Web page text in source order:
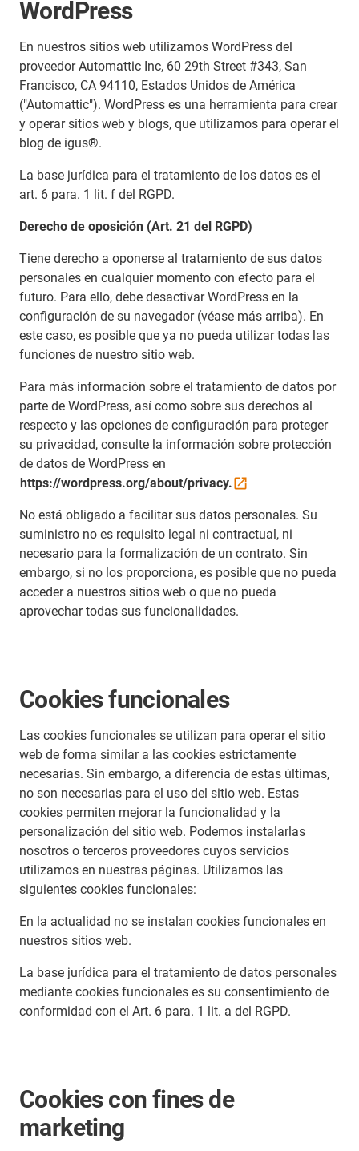
WordPress
En nuestros sitios web utilizamos WordPress del
proveedor Automattic Inc, 60 29th Street #343, San
Francisco, CA 94110, Estados Unidos de América
("Automattic"). WordPress es una herramienta para crear
y operar sitios web y blogs, que utilizamos para operar el
blog de igus®.
La base jurídica para el tratamiento de los datos es el
art. 6 para. 1 lit. f del RGPD.
Derecho de oposición (Art. 21 del RGPD)
Tiene derecho a oponerse al tratamiento de sus datos
personales en cualquier momento con efecto para el
futuro. Para ello, debe desactivar WordPress en la
configuración de su navegador (véase más arriba). En
este caso, es posible que ya no pueda utilizar todas las
funciones de nuestro sitio web.
Para más información sobre el tratamiento de datos por
parte de WordPress, así como sobre sus derechos al
respecto y las opciones de configuración para proteger
su privacidad, consulte la información sobre protección
de datos de WordPress en
https://wordpress.org/about/privacy.
No está obligado a facilitar sus datos personales. Su
suministro no es requisito legal ni contractual, ni
necesario para la formalización de un contrato. Sin
embargo, si no los proporciona, es posible que no pueda
acceder a nuestros sitios web o que no pueda
aprovechar todas sus funcionalidades.
Cookies funcionales
Las cookies funcionales se utilizan para operar el sitio
web de forma similar a las cookies estrictamente
necesarias. Sin embargo, a diferencia de estas últimas,
no son necesarias para el uso del sitio web. Estas
cookies permiten mejorar la funcionalidad y la
personalización del sitio web. Podemos instalarlas
nosotros o terceros proveedores cuyos servicios
utilizamos en nuestras páginas. Utilizamos las
siguientes cookies funcionales:
En la actualidad no se instalan cookies funcionales en
nuestros sitios web.
La base jurídica para el tratamiento de datos personales
mediante cookies funcionales es su consentimiento de
conformidad con el Art. 6 para. 1 lit. a del RGPD.
Cookies con fines de
marketing